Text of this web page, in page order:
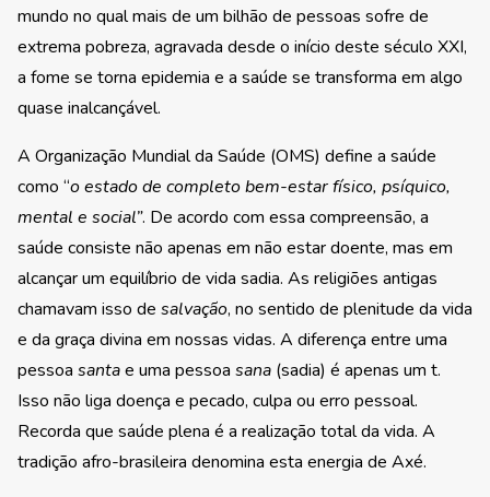
mundo no qual mais de um bilhão de pessoas sofre de
extrema pobreza, agravada desde o início deste século XXI,
a fome se torna epidemia e a saúde se transforma em algo
quase inalcançável.
A Organização Mundial da Saúde (OMS) define a saúde
como “o estado de completo bem-estar físico, psíquico,
mental e social”. De acordo com essa compreensão, a
saúde consiste não apenas em não estar doente, mas em
alcançar um equilíbrio de vida sadia. As religiões antigas
chamavam isso de salvação, no sentido de plenitude da vida
e da graça divina em nossas vidas. A diferença entre uma
pessoa santae uma pessoa sana (sadia) é apenas um t.
Isso não liga doença e pecado, culpa ou erro pessoal.
Recorda que saúde plena é a realização total da vida. A
tradição afro-brasileira denomina esta energia de Axé.